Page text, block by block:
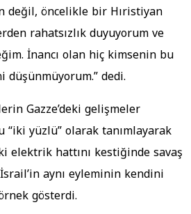
değil, öncelikle bir Hıristiyan
rahatsızlık duyuyorum ve
İnancı olan hiç kimsenin bu
düşünmüyorum.” dedi.
Gazze’deki gelişmeler
“iki yüzlü” olarak tanımlayarak
elektrik hattını kestiğinde savaş
aynı eyleminin kendini
gösterdi.